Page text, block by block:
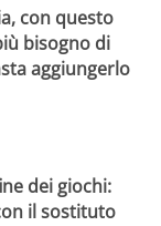
con questo
bisogno di
aggiungerlo
dei giochi:
il sostituto